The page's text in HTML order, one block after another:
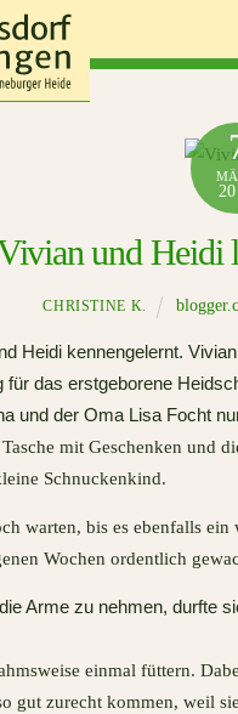
und Heidi
CHRISTINE K.
Heidi kennengelernt. Vivian
für das erstgeborene
und der Oma Lisa Focht
mit Geschenken und
Schnuckenkind.
warten, bis es ebenfalls
Wochen ordentlich
Arme zu nehmen, durfte
einmal füttern.
gut zurecht kommen, weil